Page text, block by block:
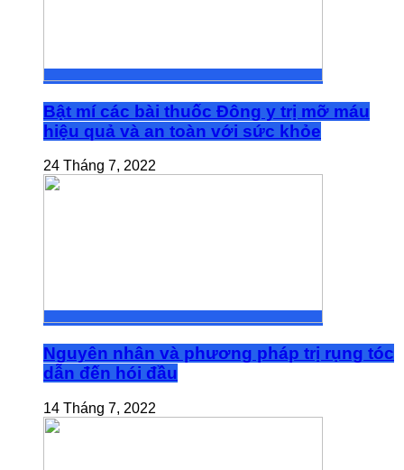
Bật mí các bài thuốc Đông y trị mỡ máu
hiệu quả và an toàn với sức khỏe
24 Tháng 7, 2022
Nguyên nhân và phương pháp trị rụng tóc
dẫn đến hói đầu
14 Tháng 7, 2022